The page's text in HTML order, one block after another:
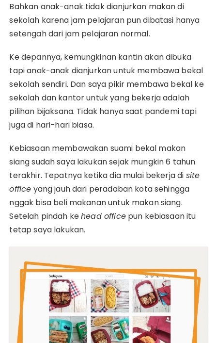
Bahkan anak-anak tidak dianjurkan makan di
sekolah karena jam pelajaran pun dibatasi hanya
setengah dari jam pelajaran normal.
Ke depannya, kemungkinan kantin akan dibuka
tapi anak-anak dianjurkan untuk membawa bekal
sekolah sendiri. Dan saya pikir membawa bekal ke
sekolah dan kantor untuk yang bekerja adalah
pilihan bijaksana. Tidak hanya saat pandemi tapi
juga di hari-hari biasa.
Kebiasaan membawakan suami bekal makan
siang sudah saya lakukan sejak mungkin 6 tahun
terakhir. Tepatnya ketika dia mulai bekerja di site
office yang jauh dari peradaban kota sehingga
nggak bisa beli makanan untuk makan siang.
Setelah pindah kehead officepun kebiasaan itu
tetap saya lakukan.